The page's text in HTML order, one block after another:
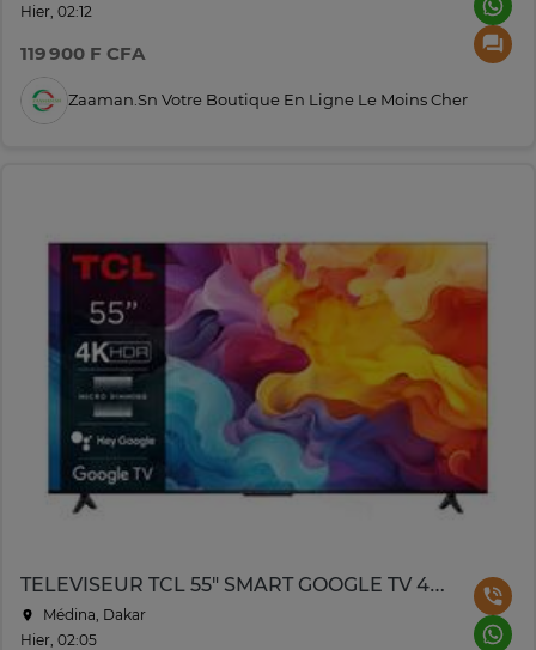
Hier, 02:12
119 900 F CFA
Zaaman.sn Votre Boutique En Ligne Le Moins Cher
TELEVISEUR TCL 55" SMART GOOGLE TV 4K UHD 55V6B
Médina, Dakar
Hier, 02:05